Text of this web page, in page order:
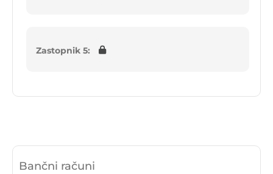
Zastopnik 5:
Bančni računi